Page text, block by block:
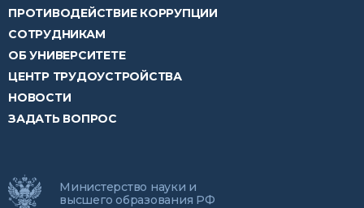
ПРОТИВОДЕЙСТВИЕ КОРРУПЦИИ
СОТРУДНИКАМ
ОБ УНИВЕРСИТЕТЕ
ЦЕНТР ТРУДОУСТРОЙСТВА
НОВОСТИ
ЗАДАТЬ ВОПРОС
Министерство науки и
высшего образования РФ